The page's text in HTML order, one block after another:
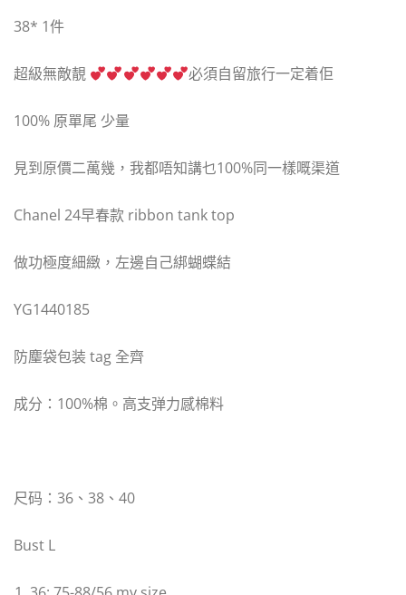
38* 1件
超級無敵靚 必須自留旅行一定着佢
100% 原單尾 少量
見到原價二萬幾，我都唔知講乜100%同一樣嘅渠道
Chanel 24早春款 ribbon tank top
做功極度細緻，左邊自己綁蝴蝶結
YG1440185
防麈袋包装 tag 全齊
成分：100%棉。高支弹力感棉料
尺码：36、38、40
Bust L